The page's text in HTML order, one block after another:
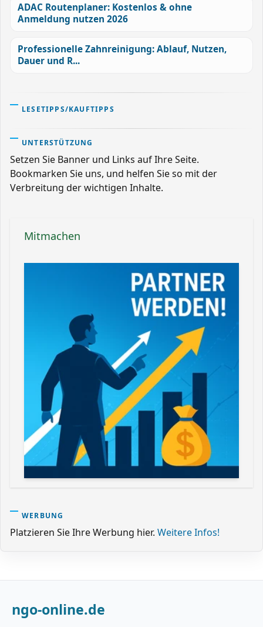
ADAC Routenplaner: Kostenlos & ohne
Anmeldung nutzen 2026
Professionelle Zahnreinigung: Ablauf, Nutzen,
Dauer und R...
LESETIPPS/KAUFTIPPS
UNTERSTÜTZUNG
Setzen Sie Banner und Links auf Ihre Seite.
Bookmarken Sie uns, und helfen Sie so mit der
Verbreitung der wichtigen Inhalte.
Mitmachen
WERBUNG
Platzieren Sie Ihre Werbung hier. Weitere Infos!
ngo-online.de